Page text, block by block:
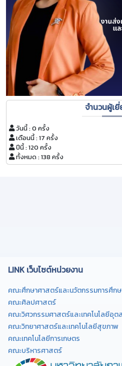
จำนวนผู้เ
วันนี้ : 0 ครั้ง
เดือนนี้ : 17 ครั้ง
ปีนี้ : 120 ครั้ง
ทั้งหมด : 138 ครั้ง
LINK เว็บไซต์หน่วยงาน
คณะศึกษาศาสตร์และนวัตกรรมการศึก
คณะศิลปศาสตร์
คณะวิศวกรรมศาสตร์และเทคโนโลยีอุต
คณะวิทยาศาสตร์และเทคโนโลยีสุขภาพ
คณะเทคโนโลยีการเกษตร
คณะบริหารศาสตร์